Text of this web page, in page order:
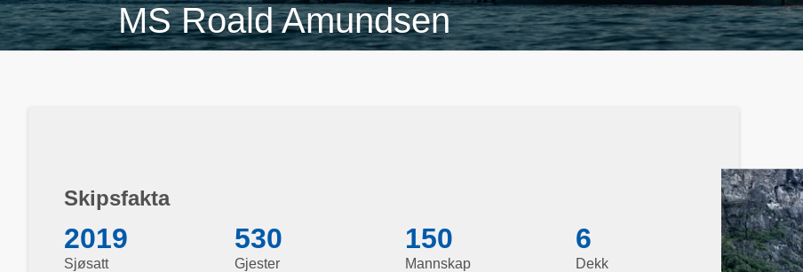
MS Roald Amundsen
Skipsfakta
Sjøsatt
2019
Gjester
530
Mannskap
150
Dekk
6